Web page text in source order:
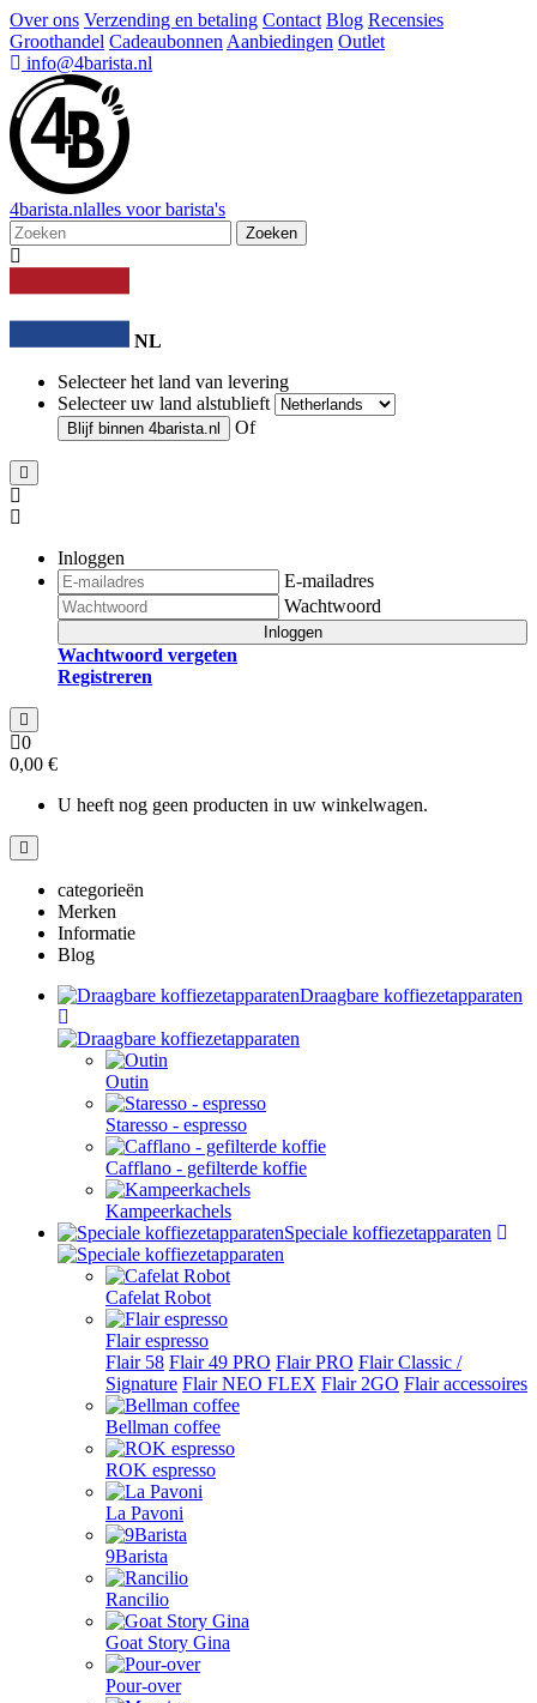
Over ons Verzending en betaling Contact Blog Recensies
Groothandel Cadeaubonnen Aanbiedingen Outlet
info@4barista.nl
4barista.nlalles voor barista's
Zoeken
NL
Selecteer het land van levering
Selecteer uw land alstublieft
Blijf binnen 4barista.nl Of
Inloggen
E-mailadres
Wachtwoord
Inloggen
Wachtwoord vergeten
Registreren
0
0,00 €
U heeft nog geen producten in uw winkelwagen.
categorieën
Merken
Informatie
Blog
Draagbare koffiezetapparaten
Outin
Staresso - espresso
Cafflano - gefilterde koffie
Kampeerkachels
Speciale koffiezetapparaten
Cafelat Robot
Flair espresso
Flair 58 Flair 49 PRO Flair PRO Flair Classic /
Signature Flair NEO FLEX Flair 2GO Flair accessoires
Bellman coffee
ROK espresso
La Pavoni
9Barista
Rancilio
Goat Story Gina
Pour-over